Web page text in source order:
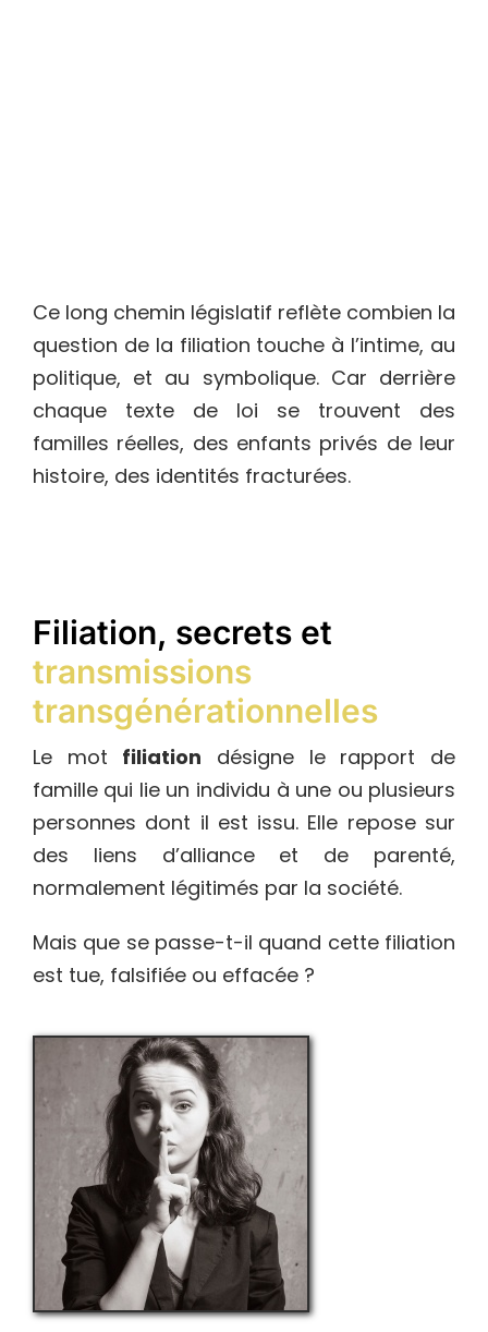
Ce long chemin législatif reflète combien la
question de la filiation touche à l’intime, au
politique, et au symbolique. Car derrière
chaque texte de loi se trouvent des
familles réelles, des enfants privés de leur
histoire, des identités fracturées.
Filiation, secrets et
transmissions
transgénérationnelles
Le mot filiation désigne le rapport de
famille qui lie un individu à une ou plusieurs
personnes dont il est issu. Elle repose sur
des liens d’alliance et de parenté,
normalement légitimés par la société.
Mais que se passe-t-il quand cette filiation
est tue, falsifiée ou effacée ?